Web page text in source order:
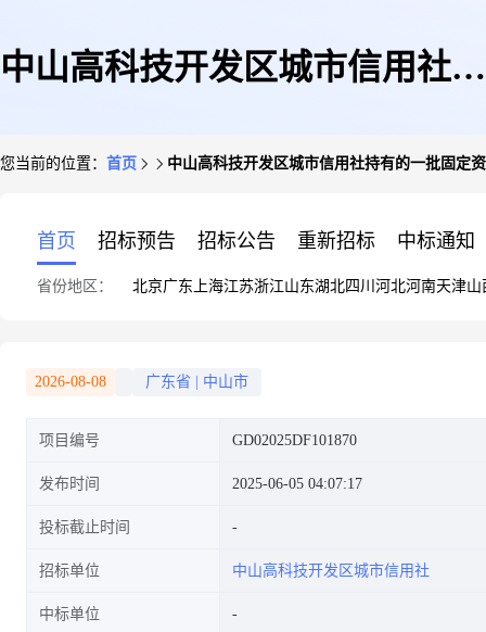
中山高科技开发区城市信用社持
04
您当前的位置： 首页 中山高科技开发区城市信用社持有的一批固定
首页 招标预告 招标公告 重新招标 中标通知
省份地区： 北京广东 上海江苏浙江山东湖北四川 河北河南天津山
2026-08-08 广东省 中山市
项目编号 GD02025DF101870
发布时间 2025-06-05 04:07:17
投标截止时间
招标单位 中山高科技开发区城市信用社
中标单位